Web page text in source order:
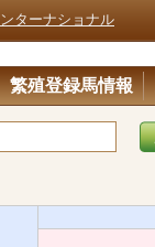
ターナショナル
繁殖登録馬情報